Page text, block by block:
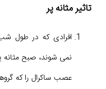
تاثیر مثانه پر
افرادی که در طول شب
نمی شوند، صبح مثانه
عصب ساکرال را که